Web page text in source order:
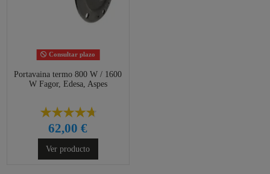
Consultar plazo
Portavaina termo 800 W / 1600
W Fagor, Edesa, Aspes
62,00 €
Ver producto